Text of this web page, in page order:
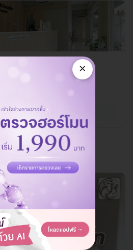
งบอน 3 แขวงหลักสอง เขตบางแค
ดูรายละเอียด
×